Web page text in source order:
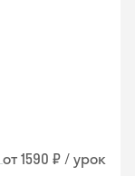
от 1590 ₽ / урок